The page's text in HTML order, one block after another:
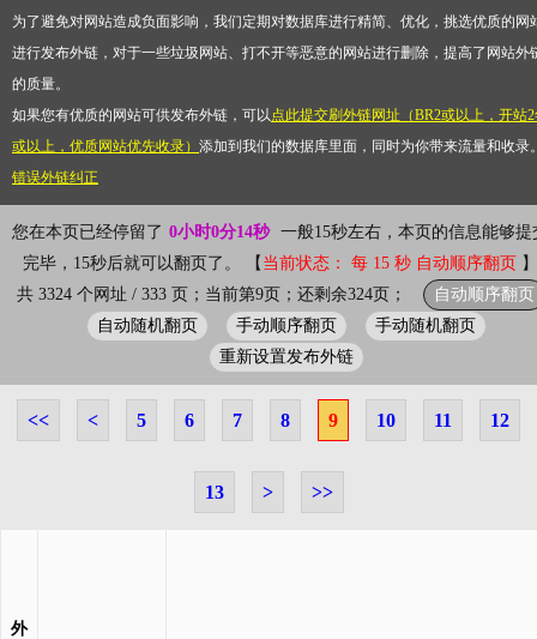
为了避免对网站造成负面影响，我们定期对数据库进行精简、优化，挑选优质的网
进行发布外链，对于一些垃圾网站、打不开等恶意的网站进行删除，提高了网站外
的质量。
如果您有优质的网站可供发布外链，可以点此提交刷外链网址（BR2或以上，开站
或以上，优质网站优先收录） 添加到我们的数据库里面，同时为你带来流量和收录
错误外链纠正
您在本页已经停留了 0小时0分14秒 一般15秒左右，本页的信息能够提
完毕，15秒后就可以翻页了。 【 当前状态： 每 15 秒 自动顺序翻页 】
共 3324 个网址 / 333 页；当前第9页；还剩余324页；
自动顺序翻页
自动随机翻页
手动顺序翻页
手动随机翻页
重新设置发布外链
<< < 5 6 7 8 9 10 11 12
13 > >>
外